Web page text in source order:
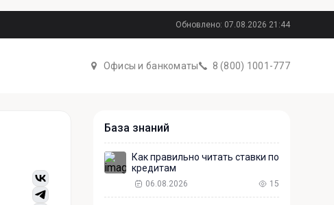
Обновлено: 07.08.2026 21:44
Офисы и банкоматы 8 (800) 1001-777
База знаний
Как правильно читать ставки по
кредитам
06.08.2026 15